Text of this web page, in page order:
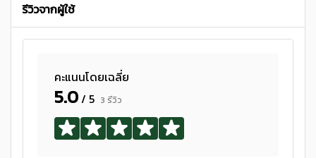
รีวิวจากผู้ใช้
คะแนนโดยเฉลี่ย
5.0/ 5 3 รีวิว